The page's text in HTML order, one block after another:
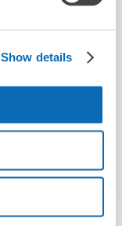
Show details